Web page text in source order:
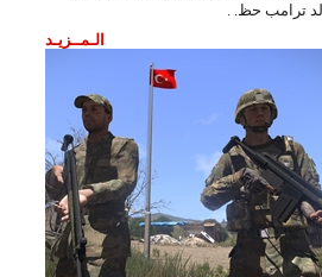
ترامب حظ. .
الـمــزيـد